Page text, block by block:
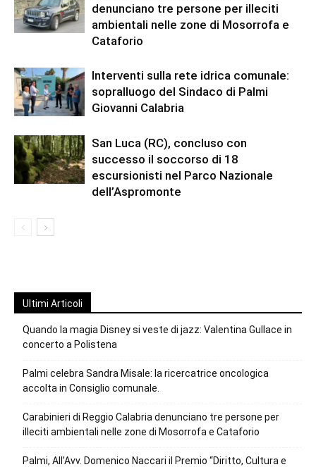
denunciano tre persone per illeciti
ambientali nelle zone di Mosorrofa e
Cataforio
Interventi sulla rete idrica comunale:
sopralluogo del Sindaco di Palmi
Giovanni Calabria
San Luca (RC), concluso con
successo il soccorso di 18
escursionisti nel Parco Nazionale
dell’Aspromonte
Ultimi Articoli
Quando la magia Disney si veste di jazz: Valentina Gullace in
concerto a Polistena
Palmi celebra Sandra Misale: la ricercatrice oncologica
accolta in Consiglio comunale.
Carabinieri di Reggio Calabria denunciano tre persone per
illeciti ambientali nelle zone di Mosorrofa e Cataforio
Palmi, All’Avv. Domenico Naccari il Premio “Diritto, Cultura e